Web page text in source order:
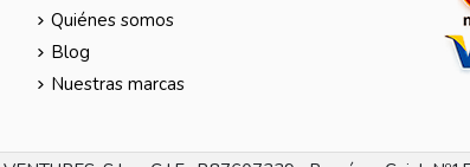
Quiénes somos
Blog
Nuestras marcas